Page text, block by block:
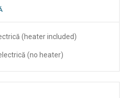
(heater included)
(no heater)